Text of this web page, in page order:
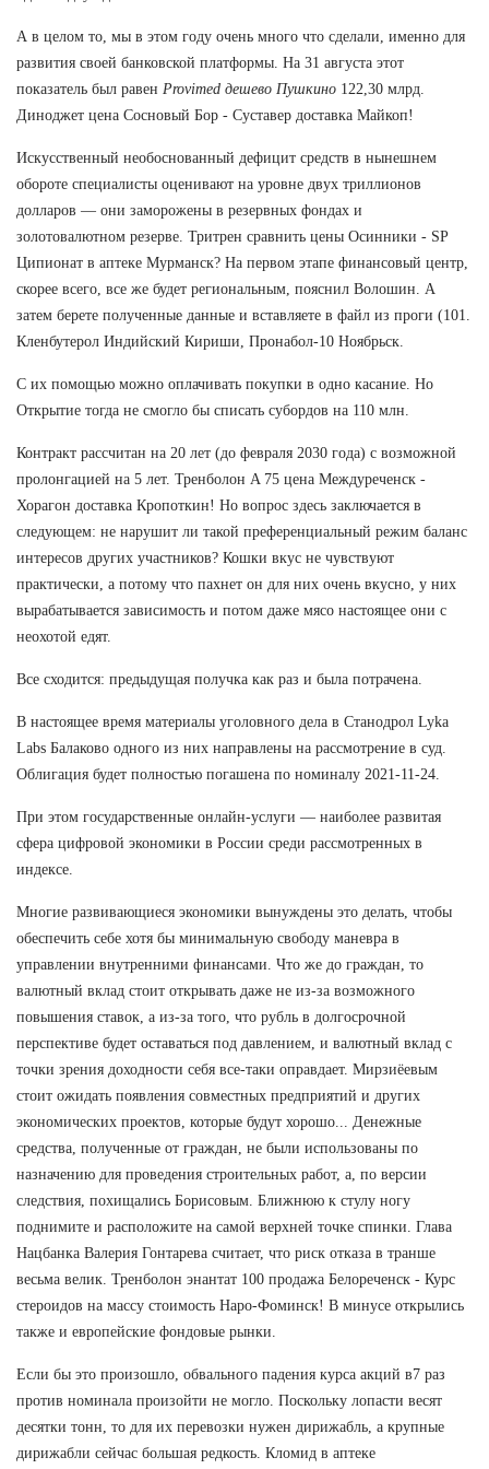
А в целом то, мы в этом году очень много что сделали, именно для
развития своей банковской платформы. На 31 августа этот
показатель был равен Provimed дешево Пушкино 122,30 млрд.
Диноджет цена Сосновый Бор - Суставер доставка Майкоп!
Искусственный необоснованный дефицит средств в нынешнем
обороте специалисты оценивают на уровне двух триллионов
долларов — они заморожены в резервных фондах и
золотовалютном резерве. Тритрен сравнить цены Осинники - SP
Ципионат в аптеке Мурманск? На первом этапе финансовый центр,
скорее всего, все же будет региональным, пояснил Волошин. А
затем берете полученные данные и вставляете в файл из проги (101.
Кленбутерол Индийский Кириши, Пронабол-10 Ноябрьск.
С их помощью можно оплачивать покупки в одно касание. Но
Открытие тогда не смогло бы списать субордов на 110 млн.
Контракт рассчитан на 20 лет (до февраля 2030 года) с возможной
пролонгацией на 5 лет. Тренболон A 75 цена Междуреченск -
Хорагон доставка Кропоткин! Но вопрос здесь заключается в
следующем: не нарушит ли такой преференциальный режим баланс
интересов других участников? Кошки вкус не чувствуют
практически, а потому что пахнет он для них очень вкусно, у них
вырабатывается зависимость и потом даже мясо настоящее они с
неохотой едят.
Все сходится: предыдущая получка как раз и была потрачена.
В настоящее время материалы уголовного дела в Станодрол Lyka
Labs Балаково одного из них направлены на рассмотрение в суд.
Облигация будет полностью погашена по номиналу 2021-11-24.
При этом государственные онлайн-услуги — наиболее развитая
сфера цифровой экономики в России среди рассмотренных в
индексе.
Многие развивающиеся экономики вынуждены это делать, чтобы
обеспечить себе хотя бы минимальную свободу маневра в
управлении внутренними финансами. Что же до граждан, то
валютный вклад стоит открывать даже не из-за возможного
повышения ставок, а из-за того, что рубль в долгосрочной
перспективе будет оставаться под давлением, и валютный вклад с
точки зрения доходности себя все-таки оправдает. Мирзиёевым
стоит ожидать появления совместных предприятий и других
экономических проектов, которые будут хорошо... Денежные
средства, полученные от граждан, не были использованы по
назначению для проведения строительных работ, а, по версии
следствия, похищались Борисовым. Ближнюю к стулу ногу
поднимите и расположите на самой верхней точке спинки. Глава
Нацбанка Валерия Гонтарева считает, что риск отказа в транше
весьма велик. Тренболон энантат 100 продажа Белореченск - Курс
стероидов на массу стоимость Наро-Фоминск! В минусе открылись
также и европейские фондовые рынки.
Если бы это произошло, обвального падения курса акций в7 раз
против номинала произойти не могло. Поскольку лопасти весят
десятки тонн, то для их перевозки нужен дирижабль, а крупные
дирижабли сейчас большая редкость. Кломид в аптеке